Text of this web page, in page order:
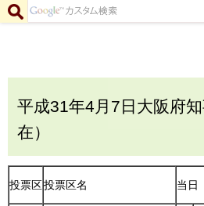
平成31年4月7日大阪府
在）
投票区投票区名 当日